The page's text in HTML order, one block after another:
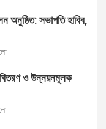
অনুষ্ঠিত: সভাপতি হাবিব,
বিতরণ ও উন্নয়নমূলক